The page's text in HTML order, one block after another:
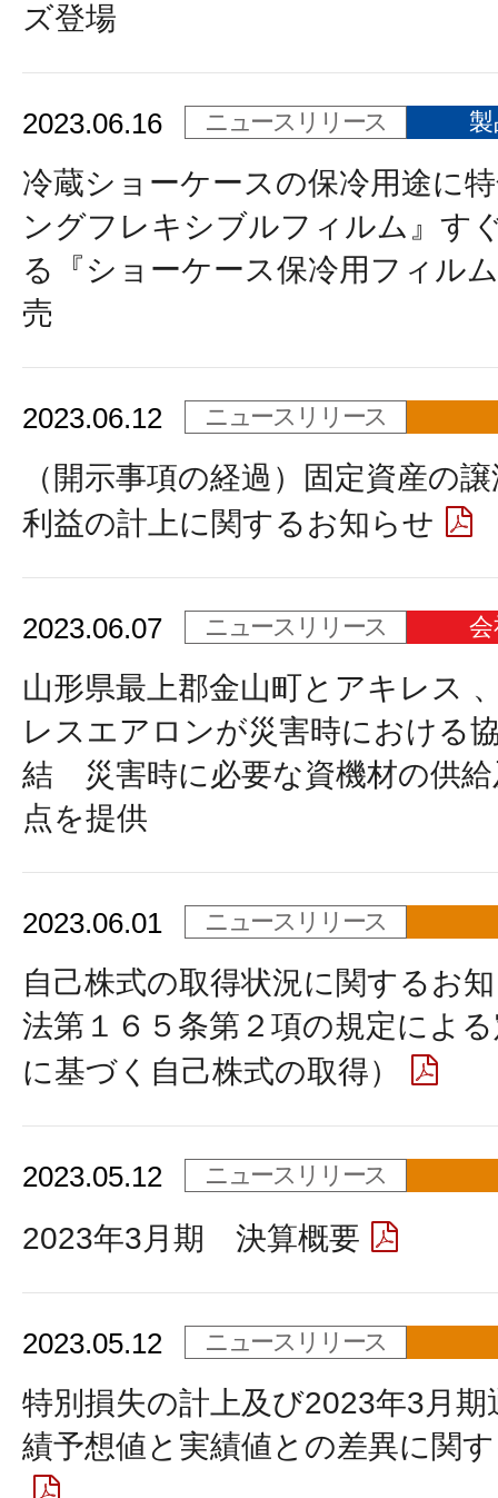
ズ登場
2023.06.16 ニュースリリース
冷蔵ショーケースの保冷用途に
ングフレキシブルフィルム』す
る『ショーケース保冷用フィル
売
2023.06.12 ニュースリリース
（開示事項の経過）固定資産の
利益の計上に関するお知らせ
2023.06.07 ニュースリリース
山形県最上郡金山町とアキレス
レスエアロンが災害時における
結 災害時に必要な資機材の供給
点を提供
2023.06.01 ニュースリリース
自己株式の取得状況に関するお
法第１６５条第２項の規定によ
に基づく自己株式の取得）
2023.05.12 ニュースリリース
2023年3月期 決算概要
2023.05.12 ニュースリリース
特別損失の計上及び2023年3月期
績予想値と実績値との差異に関